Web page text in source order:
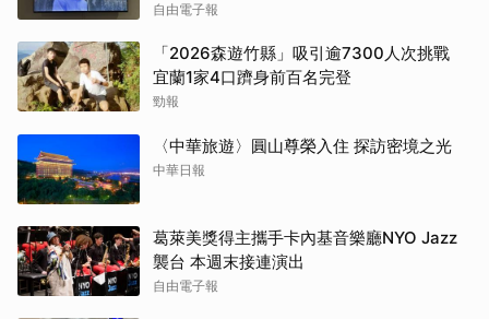
自由電子報
「2026森遊竹縣」吸引逾7300人次挑戰
宜蘭1家4口躋身前百名完登
勁報
〈中華旅遊〉圓山尊榮入住 探訪密境之光
中華日報
葛萊美獎得主攜手卡內基音樂廳NYO Jazz
襲台 本週末接連演出
自由電子報